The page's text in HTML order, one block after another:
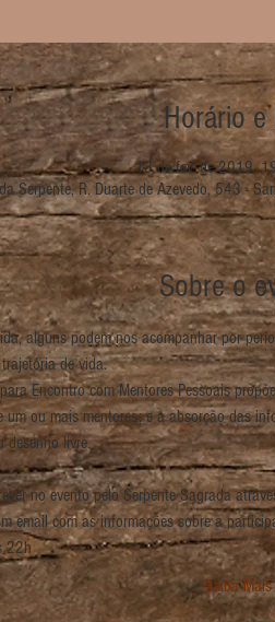
Horário e
13 de fev. de 2019,
Serpente, R. Duarte de Azevedo, 543 -
Sobre o
alguns podem nos acompanhar por
sua guiança em um pedaço da sua trajetória de vida.
Encontro com Mentores Pessoais
ou mais mentores; e a absorção das
introspecção (meditação), escrita ou desenho livre.
Saiba